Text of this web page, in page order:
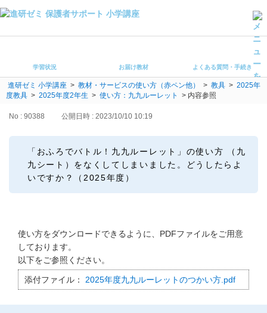
よくある質問・手続き
保護者サポート小学講座 トップ
登録情報の変更・各種お手続き
お客様サポート(手続き・照会)
お問い合わせ窓口
他の講座のよくある質問・手続きはこちら
こどもちゃれんじ
学習状況 お届け教材 よくある質問・手続き
進研ゼミ 小学講座 > 教材・サービスの使い方（赤ペン他） > 教具 > 2025年
度教具 > 2025年度2年生 > 使い方：九九ルーレット > 内容参照
No : 90388 公開日時 : 2023/10/10 10:19
「おふろでバトル！九九ルーレット」の使い方 （九
九シート）をなくしてしまいました。どうしたらよ
いですか？（2025年度）
使い方をダウンロードできるように、PDFファイルをご用意
しております。
以下をご参照ください。
添付ファイル： 2025年度九九ルーレットのつかい方.pdf